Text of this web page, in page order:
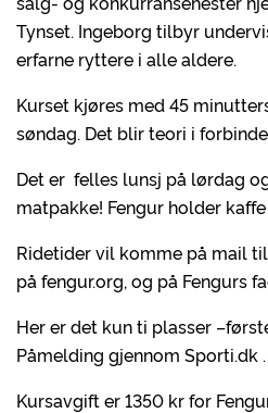
Tynset. Ingeborg tilbyr
erfarne ryttere i alle aldere.
Kurset kjøres med 45
søndag. Det blir teori i
Det er felles lunsj på lørdag
matpakke! Fengur holder
Ridetider vil komme på mail
på fengur.org, og på Fengurs
Her er det kun ti plasser
Påmelding gjennom Sporti.dk .
Kursavgift er 1350 kr for